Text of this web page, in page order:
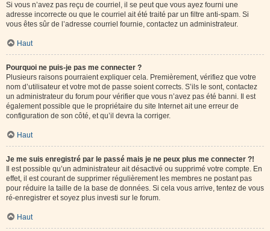
Si vous n’avez pas reçu de courriel, il se peut que vous ayez fourni une
adresse incorrecte ou que le courriel ait été traité par un filtre anti-spam. Si
vous êtes sûr de l’adresse courriel fournie, contactez un administrateur.
Haut
Pourquoi ne puis-je pas me connecter ?
Plusieurs raisons pourraient expliquer cela. Premièrement, vérifiez que votre
nom d’utilisateur et votre mot de passe soient corrects. S’ils le sont, contactez
un administrateur du forum pour vérifier que vous n’avez pas été banni. Il est
également possible que le propriétaire du site Internet ait une erreur de
configuration de son côté, et qu’il devra la corriger.
Haut
Je me suis enregistré par le passé mais je ne peux plus me connecter ?!
Il est possible qu’un administrateur ait désactivé ou supprimé votre compte. En
effet, il est courant de supprimer régulièrement les membres ne postant pas
pour réduire la taille de la base de données. Si cela vous arrive, tentez de vous
ré-enregistrer et soyez plus investi sur le forum.
Haut